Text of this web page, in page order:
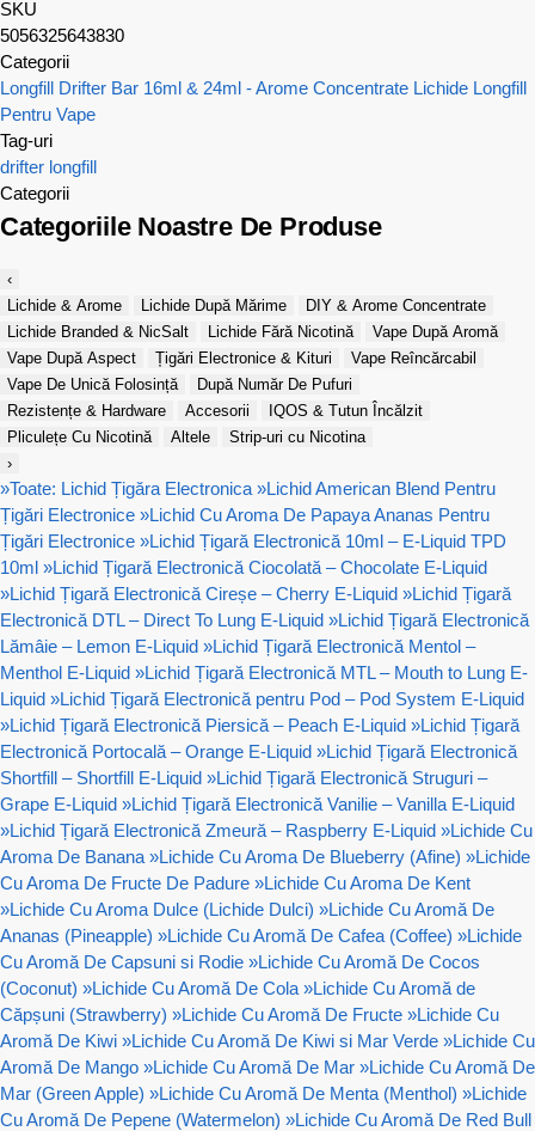
SKU
5056325643830
Categorii
Longfill Drifter Bar 16ml & 24ml - Arome Concentrate Lichide Longfill
Pentru Vape
Tag-uri
drifter longfill
Categorii
Categoriile Noastre De Produse
‹
Lichide & Arome
Lichide După Mărime
DIY & Arome Concentrate
Lichide Branded & NicSalt
Lichide Fără Nicotină
Vape După Aromă
Vape După Aspect
Țigări Electronice & Kituri
Vape Reîncărcabil
Vape De Unică Folosință
După Număr De Pufuri
Rezistențe & Hardware
Accesorii
IQOS & Tutun Încălzit
Pliculețe Cu Nicotină
Altele
Strip-uri cu Nicotina
›
»Toate: Lichid Țigăra Electronica »Lichid American Blend Pentru
Țigări Electronice »Lichid Cu Aroma De Papaya Ananas Pentru
Țigări Electronice »Lichid Țigară Electronică 10ml – E-Liquid TPD
10ml »Lichid Țigară Electronică Ciocolată – Chocolate E-Liquid
»Lichid Țigară Electronică Cireșe – Cherry E-Liquid »Lichid Țigară
Electronică DTL – Direct To Lung E-Liquid »Lichid Țigară Electronică
Lămâie – Lemon E-Liquid »Lichid Țigară Electronică Mentol –
Menthol E-Liquid »Lichid Țigară Electronică MTL – Mouth to Lung E-
Liquid »Lichid Țigară Electronică pentru Pod – Pod System E-Liquid
»Lichid Țigară Electronică Piersică – Peach E-Liquid »Lichid Țigară
Electronică Portocală – Orange E-Liquid »Lichid Țigară Electronică
Shortfill – Shortfill E-Liquid »Lichid Țigară Electronică Struguri –
Grape E-Liquid »Lichid Țigară Electronică Vanilie – Vanilla E-Liquid
»Lichid Țigară Electronică Zmeură – Raspberry E-Liquid »Lichide Cu
Aroma De Banana »Lichide Cu Aroma De Blueberry (Afine) »Lichide
Cu Aroma De Fructe De Padure »Lichide Cu Aroma De Kent
»Lichide Cu Aroma Dulce (Lichide Dulci) »Lichide Cu Aromă De
Ananas (Pineapple) »Lichide Cu Aromă De Cafea (Coffee) »Lichide
Cu Aromă De Capsuni si Rodie »Lichide Cu Aromă De Cocos
(Coconut) »Lichide Cu Aromă De Cola »Lichide Cu Aromă de
Căpșuni (Strawberry) »Lichide Cu Aromă De Fructe »Lichide Cu
Aromă De Kiwi »Lichide Cu Aromă De Kiwi si Mar Verde »Lichide Cu
Aromă De Mango »Lichide Cu Aromă De Mar »Lichide Cu Aromă De
Mar (Green Apple) »Lichide Cu Aromă De Menta (Menthol) »Lichide
Cu Aromă De Pepene (Watermelon) »Lichide Cu Aromă De Red Bull